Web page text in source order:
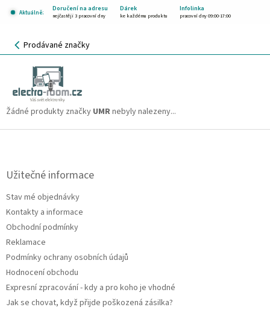
Aktuálně:
Doručení na adresu Dárek Infolinka
nejčastěji 3 pracovní dny ke každému produktu pracovní dny 09:00-17:00
NÁKUPNÍ
KOŠÍK
Prodávané značky
UMR
Žádné produkty značky UMRnebyly nalezeny...
Z
Užitečné informace
Stav mé objednávky
Kontakty a informace
Obchodní podmínky
Reklamace
Podmínky ochrany osobních údajů
Hodnocení obchodu
Expresní zpracování - kdy a pro koho je vhodné
Jak se chovat, když přijde poškozená zásilka?